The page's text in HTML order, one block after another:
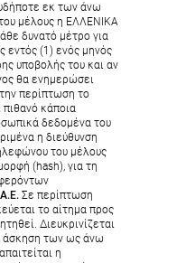
εκ των άνω
μέλους η ΕΛΛΕΝΙΚΑ
δυνατό μέτρο για
εντός (1) ενός μηνός
υποβολής του και αν
θα ενημερώσει
περίπτωση το
πιθανό κάποια
δεδομένα του
η διεύθυνση
του μέλους
(hash), για τη
Σε περίπτωση
το αίτημα προς
Διευκρινίζεται
άσκηση των ως άνω
η